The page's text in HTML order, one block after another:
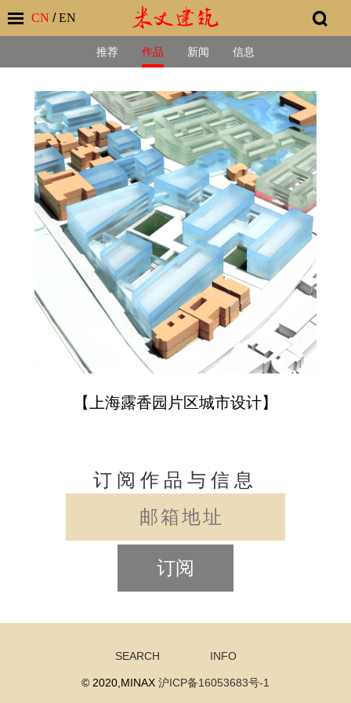
CN /EN
推荐 作品 新闻 信息
【上海露香园片区城市设计】
订阅作品与信息
订阅
SEARCH INFO
© 2020,MINAX 沪ICP备16053683号-1